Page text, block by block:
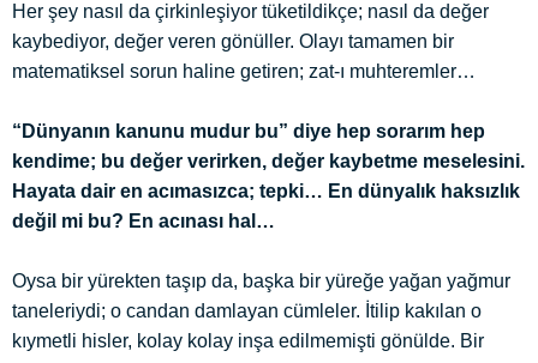
Her şey nasıl da çirkinleşiyor tüketildikçe; nasıl da değer
kaybediyor, değer veren gönüller. Olayı tamamen bir
matematiksel sorun haline getiren; zat-ı muhteremler…
“Dünyanın kanunu mudur bu” diye hep sorarım hep
kendime; bu değer verirken, değer kaybetme meselesini.
Hayata dair en acımasızca; tepki… En dünyalık haksızlık
değil mi bu? En acınası hal…
Oysa bir yürekten taşıp da, başka bir yüreğe yağan yağmur
taneleriydi; o candan damlayan cümleler. İtilip kakılan o
kıymetli hisler, kolay kolay inşa edilmemişti gönülde. Bir